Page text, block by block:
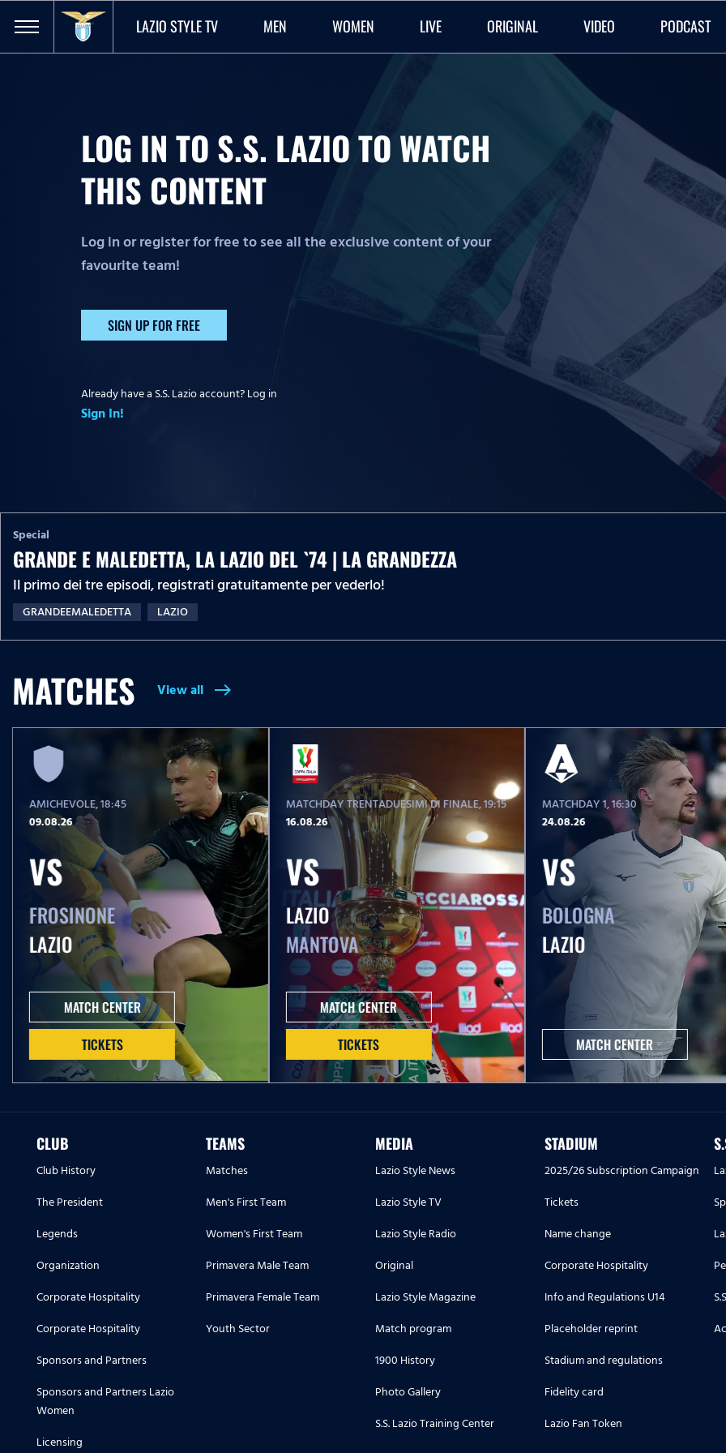
LAZIO STYLE TV MEN WOMEN LIVE ORIGINAL VIDEO PODCAST
LOG IN TO S.S. LAZIO TO WATCH
THIS CONTENT
Log in or register for free to see all the exclusive content of your
favourite team!
SIGN UP FOR FREE
Already have a S.S. Lazio account? Log in
Sign In!
Special
GRANDE E MALEDETTA, LA LAZIO DEL `74 | LA GRANDEZZA
Il primo dei tre episodi, registrati gratuitamente per vederlo!
GRANDEEMALEDETTA LAZIO
MATCHES View all east
AMICHEVOLE, 18:45
09.08.26
VS
FROSINONE
LAZIO
MATCH CENTER
TICKETS
MATCHDAY TRENTADUESIMI DI FINALE, 19:15
16.08.26
VS
LAZIO
MANTOVA
MATCH CENTER
TICKETS
MATCHDAY 1, 16:30
24.08.26
VS
BOLOGNA
LAZIO
MATCH CENTER
CLUB
Club History
The President
Legends
Organization
Corporate Hospitality
Corporate Hospitality
Sponsors and Partners
Sponsors and Partners Lazio
Women
Licensing
TEAMS
Matches
Men's First Team
Women's First Team
Primavera Male Team
Primavera Female Team
Youth Sector
MEDIA
Lazio Style News
Lazio Style TV
Lazio Style Radio
Original
Lazio Style Magazine
Match program
1900 History
Photo Gallery
S.S. Lazio Training Center
STADIUM
2025/26 Subscription Campaign
Tickets
Name change
Corporate Hospitality
Info and Regulations U14
Placeholder reprint
Stadium and regulations
Fidelity card
Lazio Fan Token